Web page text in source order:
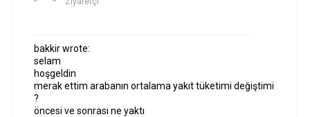
bakkir wrote:
selam
hoşgeldin
merak ettim arabanın ortalama yakıt tüketimi değiştimi
?
öncesi ve sonrası ne yaktı